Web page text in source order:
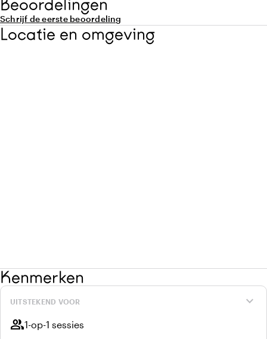
Beoordelingen
Schrijf de eerste beoordeling
Locatie en omgeving
Kenmerken
expand_more
UITSTEKEND VOOR
group1-op-1 sessies